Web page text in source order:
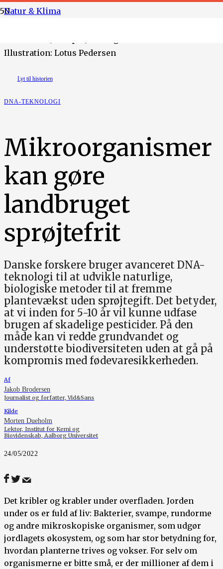
Natur & Klima
Illustration: Lotus Pedersen
Lyt til historien
DNA-TEKNOLOGI
Mikroorganismer
kan gøre
landbruget
sprøjtefrit
Danske forskere bruger avanceret DNA-
teknologi til at udvikle naturlige,
biologiske metoder til at fremme
plantevækst uden sprøjtegift. Det betyder,
at vi inden for 5-10 år vil kunne udfase
brugen af skadelige pesticider. På den
måde kan vi redde grundvandet og
understøtte biodiversiteten uden at gå på
kompromis med fødevaresikkerheden.
Af
Jakob Brodersen
Journalist og forfatter, Vid&Sans
Kilde
Morten Dueholm
Lektor, Institut for Kemi og
Biovidenskab, Aalborg Universitet
24/05/2022
Det kribler og krabler under overfladen. Jorden
under os er fuld af liv: Bakterier, svampe, rundorme
og andre mikroskopiske organismer, som udgør
jordlagets økosystem, og som har stor betydning for,
hvordan planterne trives og vokser. For selv om
organismerne er bitte små, er der millioner af dem i